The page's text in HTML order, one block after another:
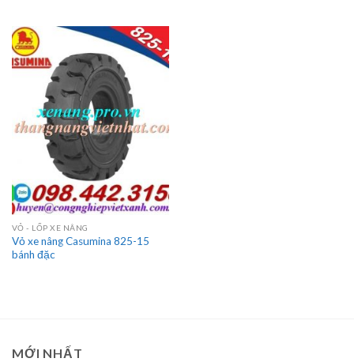
VỎ - LỐP XE NÂNG
Vỏ xe nâng Casumina 825-15
bánh đặc
MỚI NHẤT